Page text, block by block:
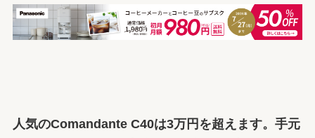
人気のComandante C40は3万円を超えます。手元